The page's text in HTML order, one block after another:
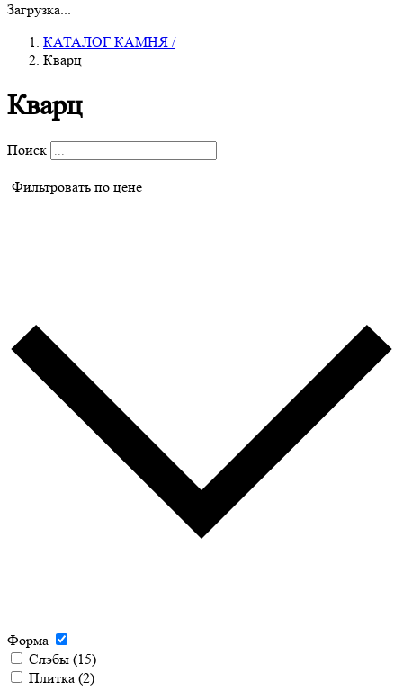
Загрузка...
КАТАЛОГ КАМНЯ /
Кварц
Кварц
Поиск
Фильтровать по цене
Форма
Слэбы (15)
Плитка (2)